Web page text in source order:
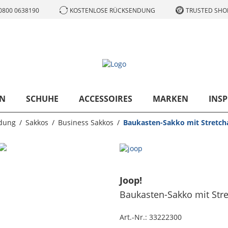
0638190 KOSTENLOSE RÜCKSENDUNG TRUSTED
SCHUHE ACCESSOIRES MARKEN
Sakkos Business Sakkos Baukasten-Sakko mit
Joop!
Baukasten-Sakko mit
Art.-Nr.: 33222300